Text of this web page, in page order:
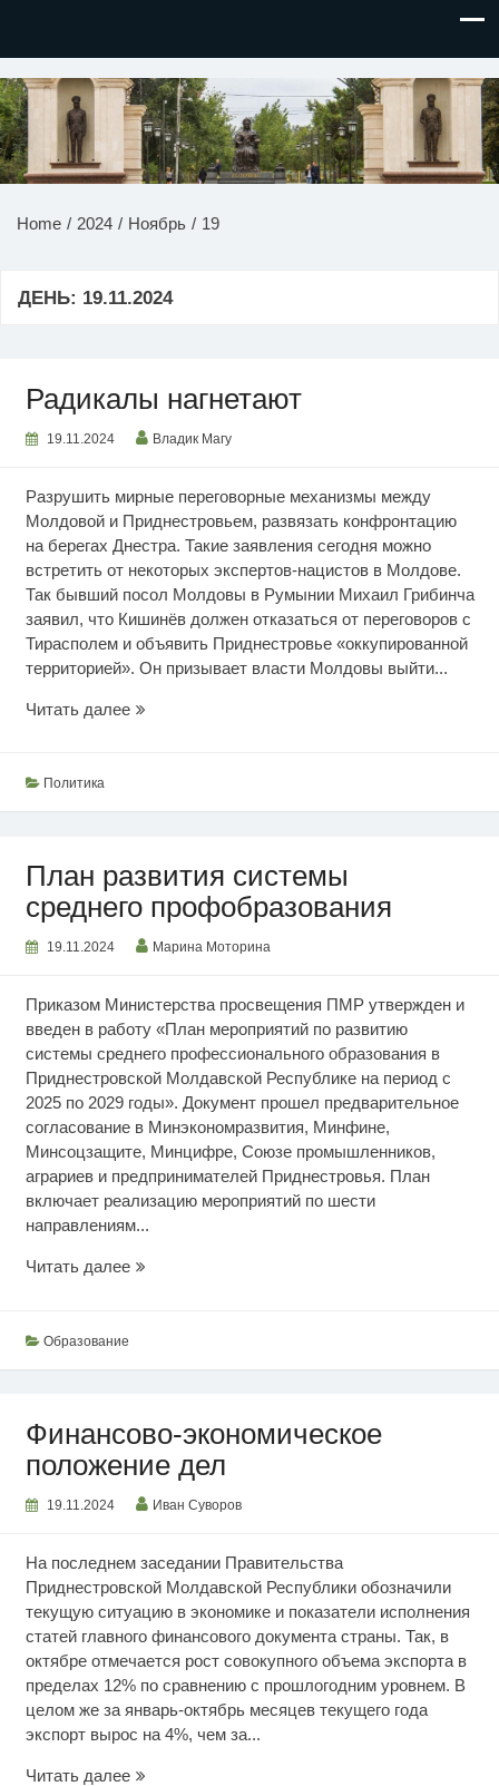
НОВОСТИ ПРИДНЕСТРОВЬЯ
Home 2024 Ноябрь 19
ДЕНЬ: 19.11.2024
Радикалы нагнетают
19.11.2024 Владик Магу
Разрушить мирные переговорные механизмы между
Молдовой и Приднестровьем, развязать конфронтацию
на берегах Днестра. Такие заявления сегодня можно
встретить от некоторых экспертов-нацистов в Молдове.
Так бывший посол Молдовы в Румынии Михаил Грибинча
заявил, что Кишинёв должен отказаться от переговоров с
Тирасполем и объявить Приднестровье «оккупированной
территорией». Он призывает власти Молдовы выйти...
Читать далееРадикалы
Политика
План развития системы
среднего профобразования
19.11.2024 Марина Моторина
Приказом Министерства просвещения ПМР утвержден и
введен в работу «План мероприятий по развитию
системы среднего профессионального образования в
Приднестровской Молдавской Республике на период с
2025 по 2029 годы». Документ прошел предварительное
согласование в Минэкономразвития, Минфине,
Минсоцзащите, Минцифре, Союзе промышленников,
аграриев и предпринимателей Приднестровья. План
включает реализацию мероприятий по шести
направлениям...
Читать далееПлан
Образование
Финансово-экономическое
положение дел
19.11.2024 Иван Суворов
На последнем заседании Правительства
Приднестровской Молдавской Республики обозначили
текущую ситуацию в экономике и показатели исполнения
статей главного финансового документа страны. Так, в
октябре отмечается рост совокупного объема экспорта в
пределах 12% по сравнению с прошлогодним уровнем. В
целом же за январь-октябрь месяцев текущего года
экспорт вырос на 4%, чем за...
Читать далееФинансово-